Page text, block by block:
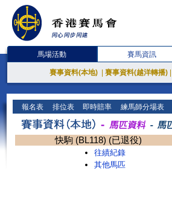
馬場活動 賽馬資訊
賽事資料(本地) 賽事資料(越洋轉播)
報名表 排位表 即時賠率 練馬師分場表
快駒 (BL118) (已退役)
往績紀錄
其他馬匹